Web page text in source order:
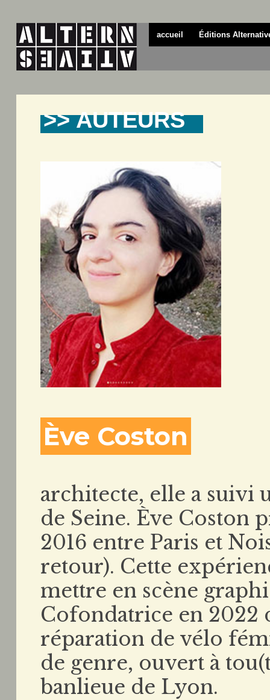
accueil Éditions
>> AUTEURS
Ève Coston
architecte, elle a suivi
de Seine. Ève Coston
2016 entre Paris et
retour). Cette
mettre en scène
Cofondatrice en 2022
réparation de vélo
de genre, ouvert à
banlieue de Lyon.